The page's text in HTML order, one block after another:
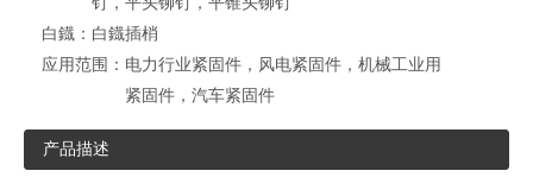
白鐡： 白鐡插梢
应用范围： 电力行业紧固件，风电紧固件，机械工业用
紧固件，汽车紧固件
产品描述